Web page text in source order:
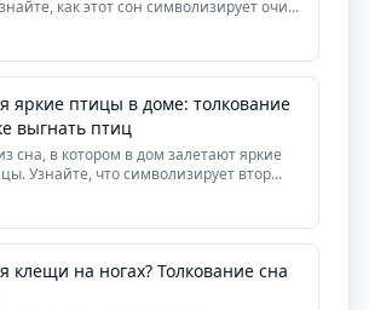
как этот сон символизирует очи...
яркие птицы в доме: толкование
выгнать птиц
сна, в котором в дом залетают яркие
Узнайте, что символизирует втор...
клещи на ногах? Толкование сна